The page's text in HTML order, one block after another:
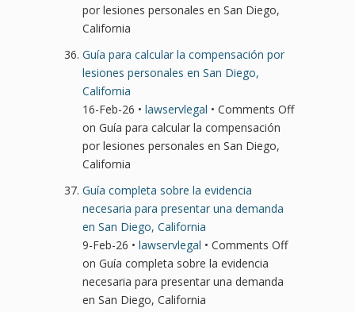
por lesiones personales en San Diego,
California
Guía para calcular la compensación por
lesiones personales en San Diego,
California
16-Feb-26 • lawservlegal • Comments Off
on Guía para calcular la compensación
por lesiones personales en San Diego,
California
Guía completa sobre la evidencia
necesaria para presentar una demanda
en San Diego, California
9-Feb-26 • lawservlegal • Comments Off
on Guía completa sobre la evidencia
necesaria para presentar una demanda
en San Diego, California